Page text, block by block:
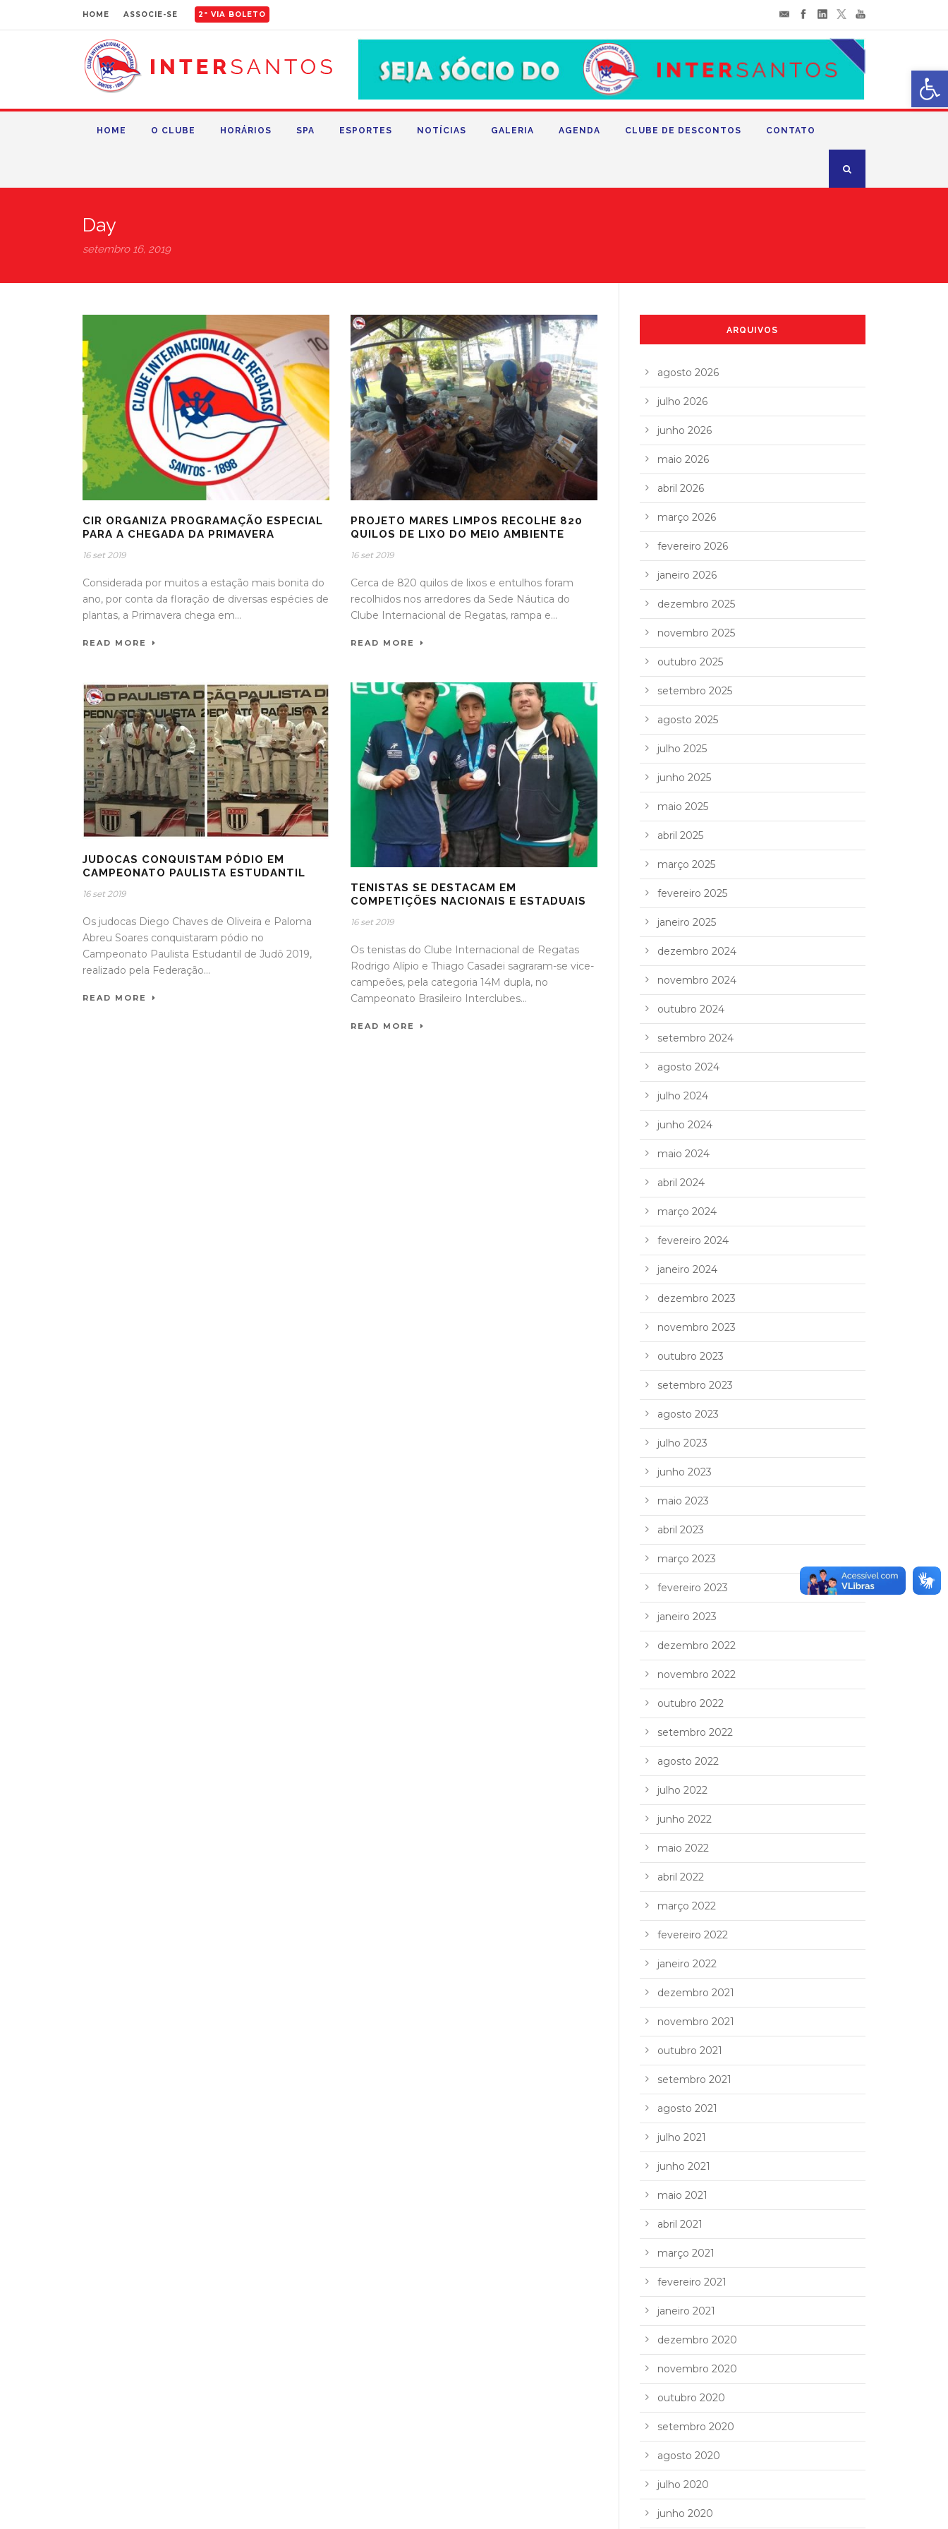
HOME ASSOCIE-SE 2ª VIA BOLETO
HOME O CLUBE HORÁRIOS SPA ESPORTES NOTÍCIAS GALERIA AGENDA CLUBE DE DESCONTOS CONTATO
Day
setembro 16, 2019
CIR ORGANIZA PROGRAMAÇÃO ESPECIAL
PARA A CHEGADA DA PRIMAVERA
16 set 2019
Considerada por muitos a estação mais bonita do
ano, por conta da floração de diversas espécies de
plantas, a Primavera chega em...
READ MORE
PROJETO MARES LIMPOS RECOLHE 820
QUILOS DE LIXO DO MEIO AMBIENTE
16 set 2019
Cerca de 820 quilos de lixos e entulhos foram
recolhidos nos arredores da Sede Náutica do
Clube Internacional de Regatas, rampa e...
READ MORE
JUDOCAS CONQUISTAM PÓDIO EM
CAMPEONATO PAULISTA ESTUDANTIL
16 set 2019
Os judocas Diego Chaves de Oliveira e Paloma
Abreu Soares conquistaram pódio no
Campeonato Paulista Estudantil de Judô 2019,
realizado pela Federação...
READ MORE
TENISTAS SE DESTACAM EM
COMPETIÇÕES NACIONAIS E ESTADUAIS
16 set 2019
Os tenistas do Clube Internacional de Regatas
Rodrigo Alípio e Thiago Casadei sagraram-se vice-
campeões, pela categoria 14M dupla, no
Campeonato Brasileiro Interclubes...
READ MORE
ARQUIVOS
agosto 2026
julho 2026
junho 2026
maio 2026
abril 2026
março 2026
fevereiro 2026
janeiro 2026
dezembro 2025
novembro 2025
outubro 2025
setembro 2025
agosto 2025
julho 2025
junho 2025
maio 2025
abril 2025
março 2025
fevereiro 2025
janeiro 2025
dezembro 2024
novembro 2024
outubro 2024
setembro 2024
agosto 2024
julho 2024
junho 2024
maio 2024
abril 2024
março 2024
fevereiro 2024
janeiro 2024
dezembro 2023
novembro 2023
outubro 2023
setembro 2023
agosto 2023
julho 2023
junho 2023
maio 2023
abril 2023
março 2023
fevereiro 2023
janeiro 2023
dezembro 2022
novembro 2022
outubro 2022
setembro 2022
agosto 2022
julho 2022
junho 2022
maio 2022
abril 2022
março 2022
fevereiro 2022
janeiro 2022
dezembro 2021
novembro 2021
outubro 2021
setembro 2021
agosto 2021
julho 2021
junho 2021
maio 2021
abril 2021
março 2021
fevereiro 2021
janeiro 2021
dezembro 2020
novembro 2020
outubro 2020
setembro 2020
agosto 2020
julho 2020
junho 2020
Abrir